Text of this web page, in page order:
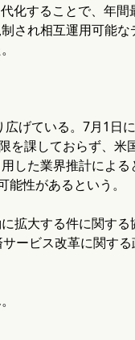
化することで、年間
され相互運用可能な
げている。7月1日
を課しておらず、米
した業界推計による
性があるという。
拡大する件に関する
ービス改革に関す